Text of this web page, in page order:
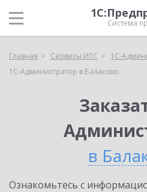
Система
Главная Сервисы ИТС
1С-
1С-Администратор в Балаково
в
Ознакомьтесь с